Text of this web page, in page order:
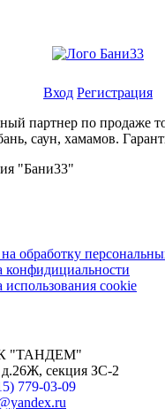
Вход Регистрация
партнер по продаже
саун, хамамов.
"Бани33"
обработку
конфидициальности
cookie
"ТАНДЕМ"
секция ЗС-2
779-03-09